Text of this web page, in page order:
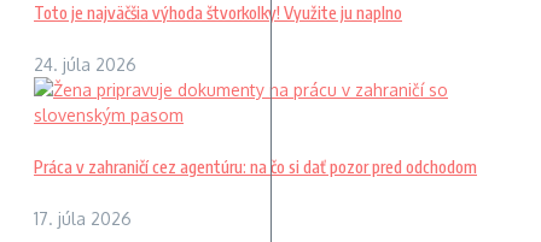
Toto je najväčšia výhoda štvorkolky! Využite ju naplno
24. júla 2026
Práca v zahraničí cez agentúru: na čo si dať pozor pred odchodom
17. júla 2026